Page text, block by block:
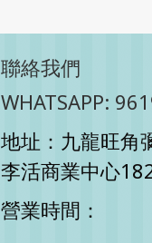
聯絡我們
WHATSAPP:
地址：九龍旺角
李活商業中心
營業時間：